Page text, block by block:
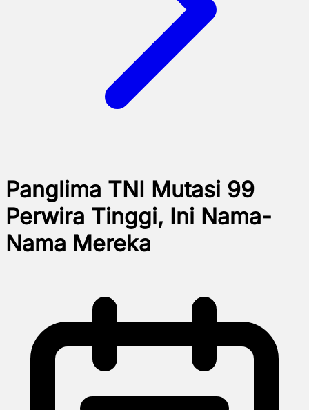
Panglima TNI Mutasi 99
Perwira Tinggi, Ini Nama-
Nama Mereka